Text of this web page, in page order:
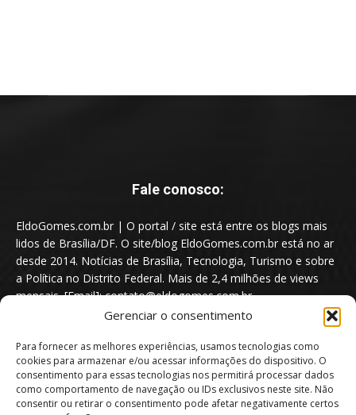
Gerenciar o consentimento
Para fornecer as melhores experiências, usamos tecnologias como
cookies para armazenar e/ou acessar informações do dispositivo. O
consentimento para essas tecnologias nos permitirá processar dados
como comportamento de navegação ou IDs exclusivos neste site. Não
consentir ou retirar o consentimento pode afetar negativamente certos
Fale conosco:
EldoGomes.com.br | O portal / site está entre os blogs mais
lidos de Brasília/DF. O site/blog EldoGomes.com.br está no ar
desde 2014. Notícias de Brasília, Tecnologia, Turismo e sobre
a Política no Distrito Federal. Mais de 2,4 milhões de views
mensais. [Email]: contato@eldogomes.com.br